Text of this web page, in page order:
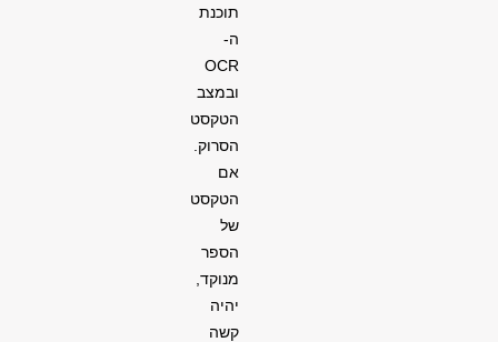
תוכנת
ה-
OCR
ובמצב
הטקסט
הסרוק.
אם
הטקסט
של
הספר
מנוקד,
יהיה
קשה